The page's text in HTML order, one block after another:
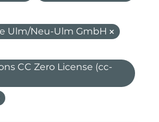
Ulm/Neu-Ulm GmbH
CC Zero License (cc-